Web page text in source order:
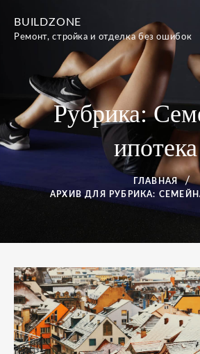
содержимому
BUILDZONE
Ремонт, стройка и отделка без ошибок
Рубрика:
ипотека
ГЛАВНАЯ
АРХИВ ДЛЯ
РУБРИКА:
Рубрика:
Семейная
ипотека